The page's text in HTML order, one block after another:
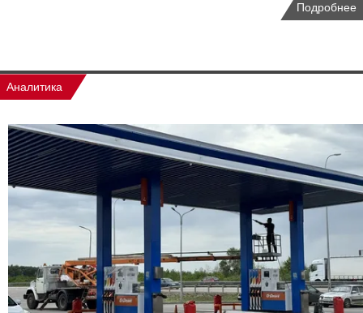
Подробнее
Аналитика